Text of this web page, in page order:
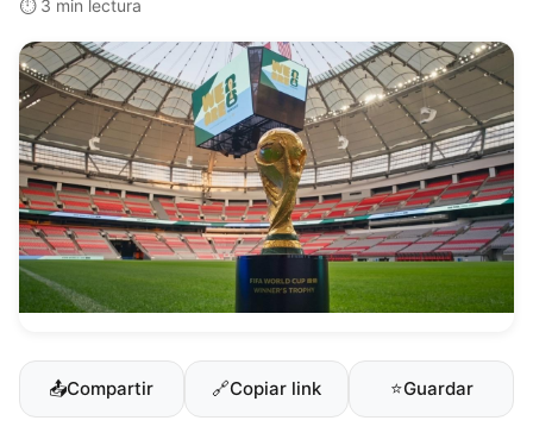
⏱️ 3 min lectura
📤Compartir 🔗Copiar link ⭐Guardar